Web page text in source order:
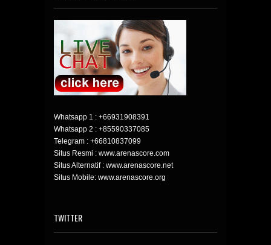
Whatsapp 1 : +66931908391
Whatsapp 2 : +85590337085
Telegram : +66810837099
Situs Resmi : www.arenascore.com
Situs Alternatif : www.arenascore.net
Situs Mobile: www.arenascore.org
TWITTER